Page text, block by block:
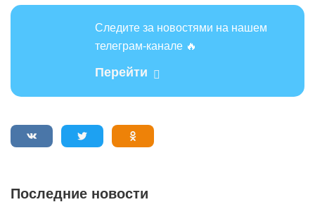
Следите за новостями на нашем
телеграм-канале 🔥
Перейти
Последние новости